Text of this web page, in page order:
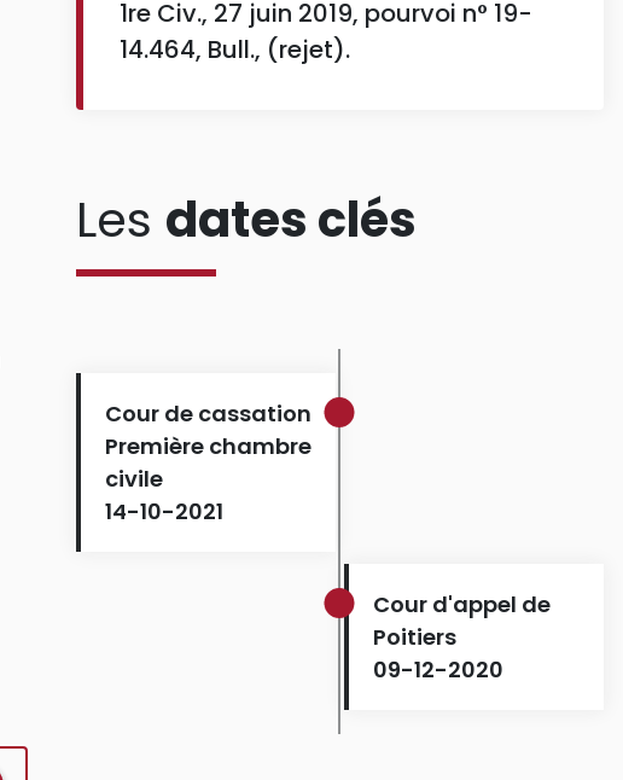
1re Civ., 27 juin 2019, pourvoi n° 19-
14.464, Bull., (rejet).
Les dates clés
Cour de cassation
Première chambre
civile
14-10-2021
Cour d'appel de
Poitiers
09-12-2020